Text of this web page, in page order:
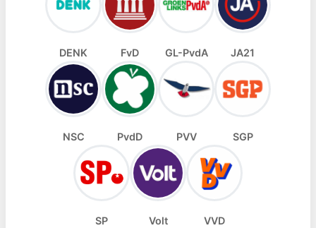
DENK FvD GL-PvdA JA21
NSC PvdD PVV SGP
SP Volt VVD